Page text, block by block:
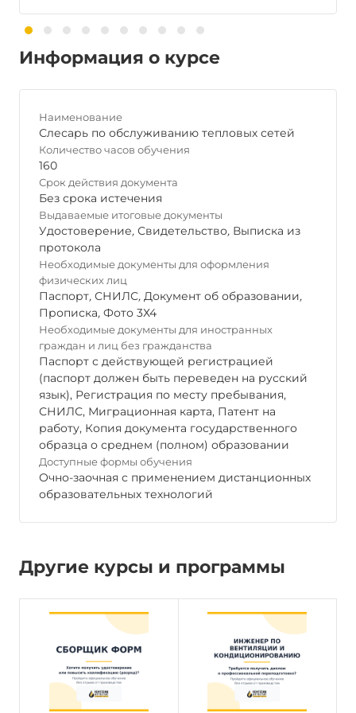
Информация о курсе
Наименование
Слесарь по обслуживанию тепловых сетей
Количество часов обучения
160
Срок действия документа
Без срока истечения
Выдаваемые итоговые документы
Удостоверение, Свидетельство, Выписка из
протокола
Необходимые документы для оформления
физических лиц
Паспорт, СНИЛС, Документ об образовании,
Прописка, Фото 3Х4
Необходимые документы для иностранных
граждан и лиц без гражданства
Паспорт с действующей регистрацией
(паспорт должен быть переведен на русский
язык), Регистрация по месту пребывания,
СНИЛС, Миграционная карта, Патент на
работу, Копия документа государственного
образца о среднем (полном) образовании
Доступные формы обучения
Очно-заочная с применением дистанционных
образовательных технологий
Другие курсы и программы